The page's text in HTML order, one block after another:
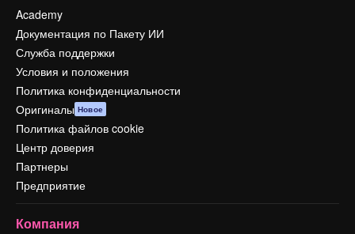
Academy
Документация по Пакету ИИ
Служба поддержки
Условия и положения
Политика конфиденциальности
Оригиналы Новое
Политика файлов cookie
Центр доверия
Партнеры
Предприятие
Компания